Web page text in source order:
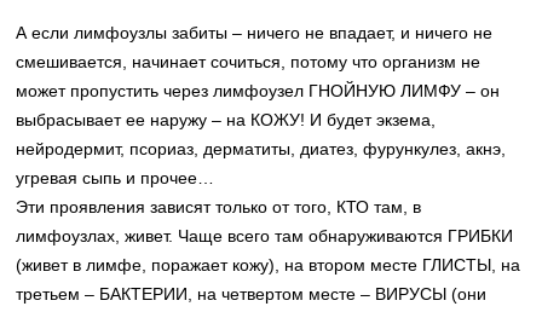
А если лимфоузлы забиты – ничего не впадает, и ничего не
смешивается, начинает сочиться, потому что организм не
может пропустить через лимфоузел ГНОЙНУЮ ЛИМФУ – он
выбрасывает ее наружу – на КОЖУ! И будет экзема,
нейродермит, псориаз, дерматиты, диатез, фурункулез, акнэ,
угревая сыпь и прочее…
Эти проявления зависят только от того, КТО там, в
лимфоузлах, живет. Чаще всего там обнаруживаются ГРИБКИ
(живет в лимфе, поражает кожу), на втором месте ГЛИСТЫ, на
третьем – БАКТЕРИИ, на четвертом месте – ВИРУСЫ (они